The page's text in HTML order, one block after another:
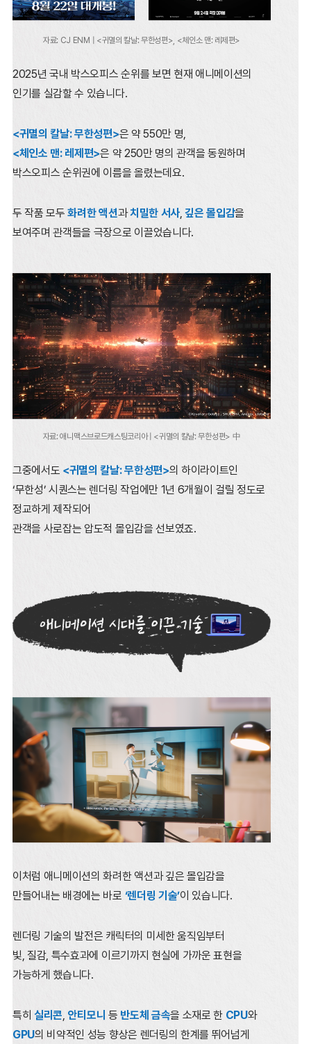
자료: CJ ENM | <귀멸의 칼날: 무한성편>, <체인소 맨: 레제편>
2025년 국내 박스오피스 순위를 보면 현재 애니메이션의
인기를 실감할 수 있습니다.
<귀멸의 칼날: 무한성편>은 약 550만 명,
<체인소 맨: 레제편>은 약 250만 명의 관객을 동원하며
박스오피스 순위권에 이름을 올렸는데요.
두 작품 모두화려한 액션과치밀한 서사,깊은 몰입감을
보여주며 관객들을 극장으로 이끌었습니다.
자료: 애니맥스브로드캐스팅코리아 | <귀멸의 칼날: 무한성편> 中
그중에서도 <귀멸의 칼날: 무한성편>의 하이라이트인
‘무한성’ 시퀀스는 렌더링 작업에만 1년 6개월이 걸릴 정도로
정교하게 제작되어
관객을 사로잡는 압도적 몰입감을 선보였죠.
이처럼 애니메이션의 화려한 액션과 깊은 몰입감을
만들어내는 배경에는 바로 ‘렌더링 기술’이 있습니다.
렌더링 기술의 발전은 캐릭터의 미세한 움직임부터
빛, 질감, 특수효과에 이르기까지 현실에 가까운 표현을
가능하게 했습니다.
특히실리콘, 안티모니 등 반도체 금속을 소재로 한 CPU와
GPU의 비약적인 성능 향상은 렌더링의 한계를 뛰어넘게